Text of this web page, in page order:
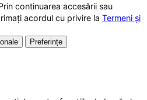
continuarea accesării sau
acordul cu privire la Termeni și
Preferințe